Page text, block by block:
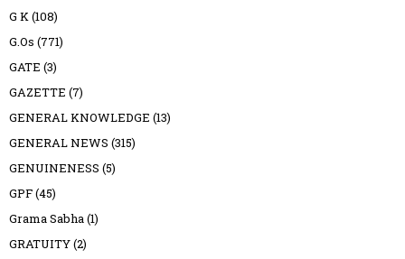
G K(108)
G.Os (771)
GATE (3)
GAZETTE (7)
GENERAL KNOWLEDGE (13)
GENERAL NEWS (315)
GENUINENESS (5)
GPF(45)
Grama Sabha(1)
GRATUITY(2)